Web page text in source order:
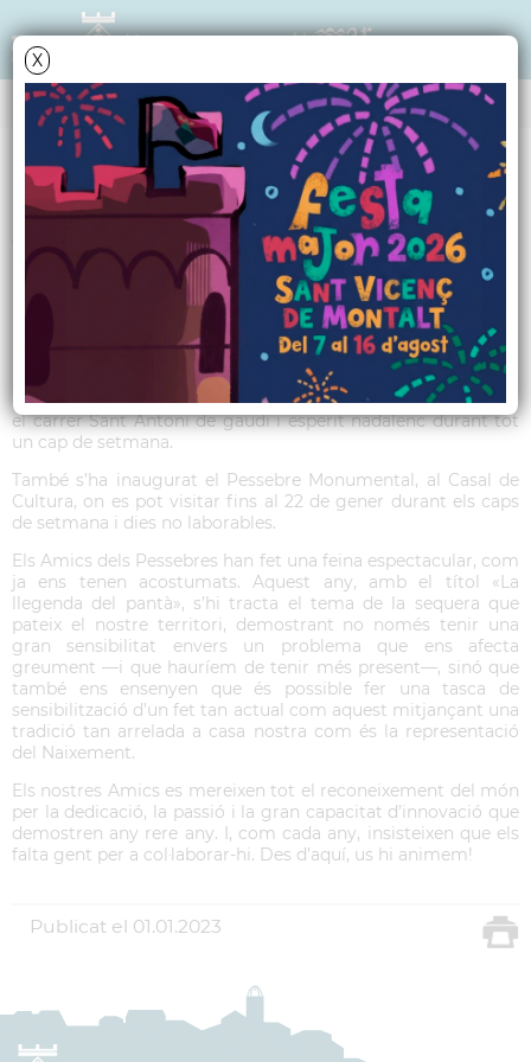
X
TRIBUNA POLÍTICA
Article Junts X SVM -
Gener
Un any més, amb l’arribada de les festes nadalenques, hem
pogut gaudir de la Fira de Nadal, amb les parades i els tallers
infantils que han omplert la plaça del Poble, el carrer Major i
el carrer Sant Antoni de gaudi i esperit nadalenc durant tot
un cap de setmana.
També s’ha inaugurat el Pessebre Monumental, al Casal de
Cultura, on es pot visitar fins al 22 de gener durant els caps
de setmana i dies no laborables.
Els Amics dels Pessebres han fet una feina espectacular, com
ja ens tenen acostumats. Aquest any, amb el títol «La
llegenda del pantà», s’hi tracta el tema de la sequera que
pateix el nostre territori, demostrant no només tenir una
gran sensibilitat envers un problema que ens afecta
greument —i que hauríem de tenir més present—, sinó que
també ens ensenyen que és possible fer una tasca de
sensibilització d’un fet tan actual com aquest mitjançant una
tradició tan arrelada a casa nostra com és la representació
del Naixement.
Els nostres Amics es mereixen tot el reconeixement del món
per la dedicació, la passió i la gran capacitat d’innovació que
demostren any rere any. I, com cada any, insisteixen que els
falta gent per a col·laborar-hi. Des d’aquí, us hi animem!
Publicat el 01.01.2023